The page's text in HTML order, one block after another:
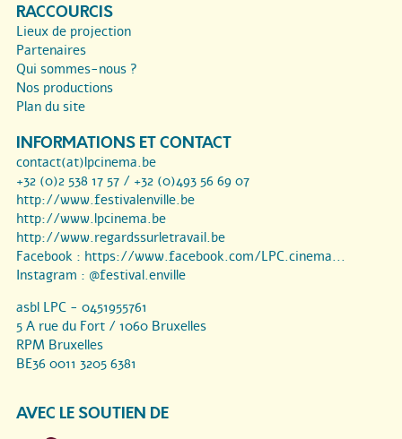
RACCOURCIS
Lieux de projection
Partenaires
Qui sommes-nous ?
Nos productions
Plan du site
INFORMATIONS ET CONTACT
contact(at)lpcinema.be
+32 (0)2 538 17 57 / +32 (0)493 56 69 07
http://www.festivalenville.be
http://www.lpcinema.be
http://www.regardssurletravail.be
Facebook : https://www.facebook.com/LPC.cinema...
Instagram : @festival.enville
asbl LPC - 0451955761
5 A rue du Fort / 1060 Bruxelles
RPM Bruxelles
BE36 0011 3205 6381
AVEC LE SOUTIEN DE